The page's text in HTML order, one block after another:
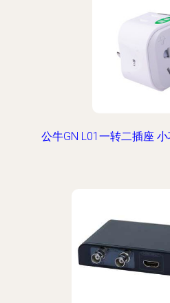
公牛GN L01一转二插座